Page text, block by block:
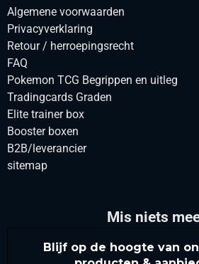
Algemene voorwaarden
Privacyverklaring
Retour / herroepingsrecht
FAQ
Pokemon TCG Begrippen en uitleg
Tradingcards Graden
Elite trainer box
Booster boxen
B2B/leverancier
sitemap
Mis niets
Blijf op de hoogte van